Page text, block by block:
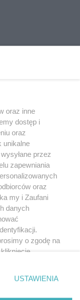
powielany i
jakikolwiek sposób (w
polu
w Internecie
użycie lub
prawa, tzn.
i może być ścigane
oraz inne
dostęp i
oraz
unikalne
przez
zapewniania
oraz
my i Zaufani
danych
o zgodę na
prywatności
zgody
USTAWIENIA